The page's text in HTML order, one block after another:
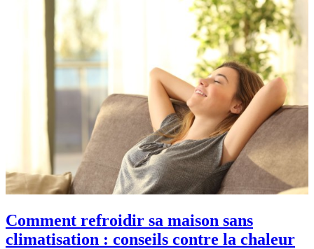
Comment refroidir sa maison sans
climatisation : conseils contre la chaleur